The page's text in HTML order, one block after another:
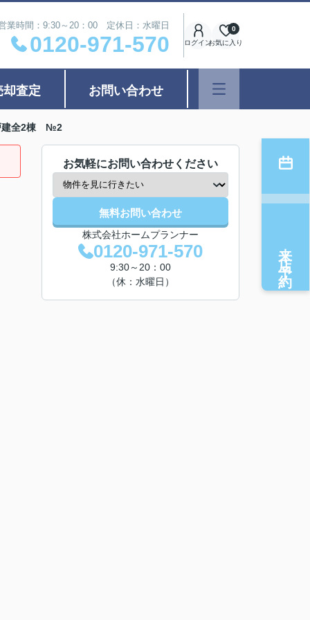
業時間：9:30～20：00 定休日：水曜日
0120-971-570 ログインお気に入り
0
却査定 お問い合わせ
建全2棟 №2
お気軽にお問い合わせください
無料お問い合わせ
株式会社ホームプランナー
0120-971-570
9:30～20：00
（休：水曜日）
来店予約